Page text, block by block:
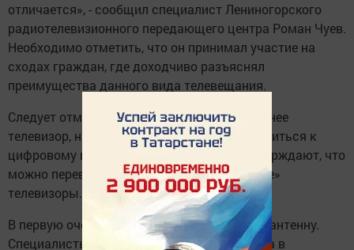
отличается», - сообщил специалист Лениногорского
радиотелевизионного передающего центра Роман Чуев.
Необходимо отметить, что он принимал участие на
сходах граждан, где доходчиво разъяснял
преимущества данного вида телевещания.
Следует отметить, что насколько совершеннее
телевизор, настолько проще будет подключиться к
цифровому вещанию. Но специалисты утверждают, что
можно перевести на «цифру» и «устаревшие»
телевизоры.
В первую очередь, необходимо приобрести антенну.
Специалисты делят телевизоры на три вида в